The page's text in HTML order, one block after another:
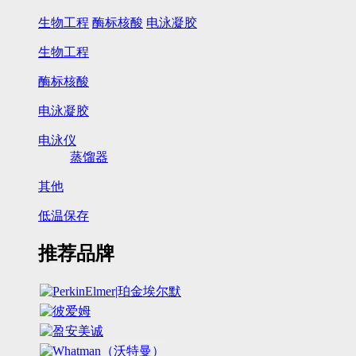
生物工程 酶标核酸 电泳凝胶
生物工程
酶标核酸
电泳凝胶
电泳仪
蒸馏器
其他
低温保存
推荐品牌